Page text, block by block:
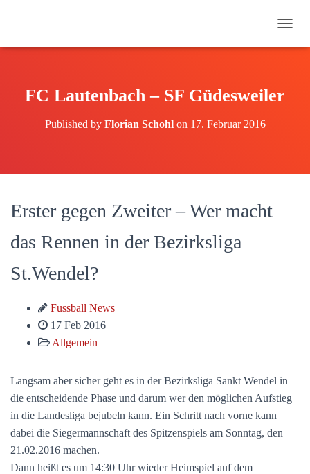
A
FC Lautenbach – SF Güdesweiler
Published by Florian Schohlon 17. Februar 2016
Erster gegen Zweiter – Wer macht
das Rennen in der Bezirksliga
St.Wendel?
Fussball News
17 Feb 2016
Allgemein
Langsam aber sicher geht es in der Bezirksliga Sankt Wendel in
die entscheidende Phase und darum wer den möglichen Aufstieg
in die Landesliga bejubeln kann. Ein Schritt nach vorne kann
dabei die Siegermannschaft des Spitzenspiels am Sonntag, den
21.02.2016 machen.
Dann heißt es um 14:30 Uhr wieder Heimspiel auf dem